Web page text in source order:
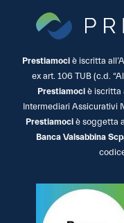
Prestiamoci è iscritta
ex art. 106 TUB (c.d.
Prestiamociè iscritta
Intermediari Assicurativi
Prestiamoci è soggetta
Banca Valsabbina